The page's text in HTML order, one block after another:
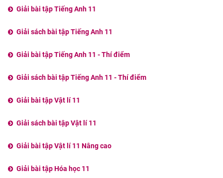
Giải bài tập Tiếng Anh 11
Giải sách bài tập Tiếng Anh 11
Giải bài tập Tiếng Anh 11 - Thí điểm
Giải sách bài tập Tiếng Anh 11 - Thí điểm
Giải bài tập Vật lí 11
Giải sách bài tập Vật lí 11
Giải bài tập Vật lí 11 Nâng cao
Giải bài tập Hóa học 11